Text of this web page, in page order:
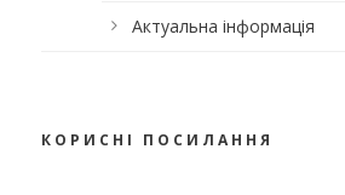
Актуальна інформація
КОРИСНІ ПОСИЛАННЯ